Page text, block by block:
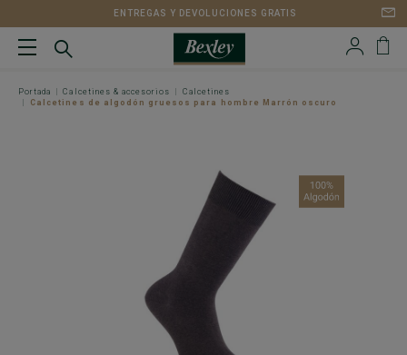
ENTREGAS Y DEVOLUCIONES GRATIS
Portada Calcetines & accesorios
Calcetines
Calcetines de algodón gruesos para hombre Marrón oscuro